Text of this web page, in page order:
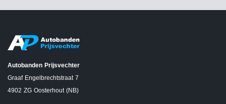
Autobanden Prijsvechter
Graaf Engelbrechtstraat 7
4902 ZG Oosterhout (NB)